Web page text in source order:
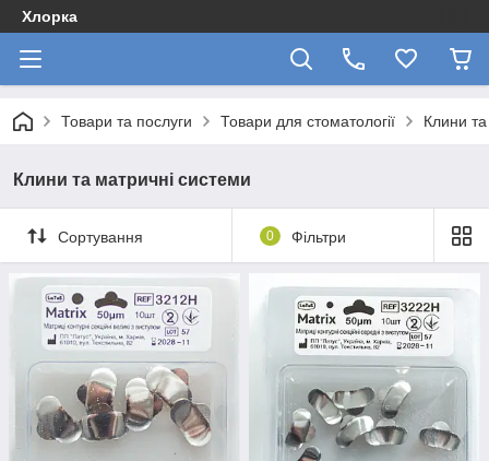
Хлорка
Товари та послуги Товари для стоматології Клини
Клини та матричні системи
Сортування 0 Фільтри